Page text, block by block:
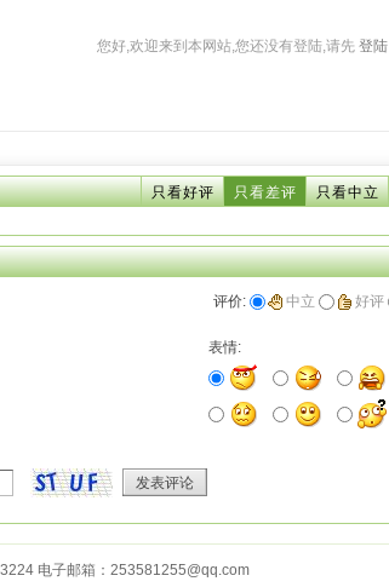
您好,欢迎来到本网站,您还没有登陆,请先 登陆
只看好评 只看差评 只看中立
评价: 中立 好评
表情:
发表评论
电子邮箱：253581255@qq.com